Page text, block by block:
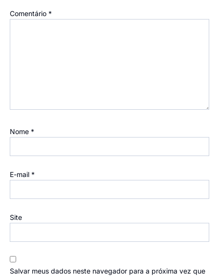
Comentário *
Nome *
E-mail *
Site
Salvar meus dados neste navegador para a próxima vez que